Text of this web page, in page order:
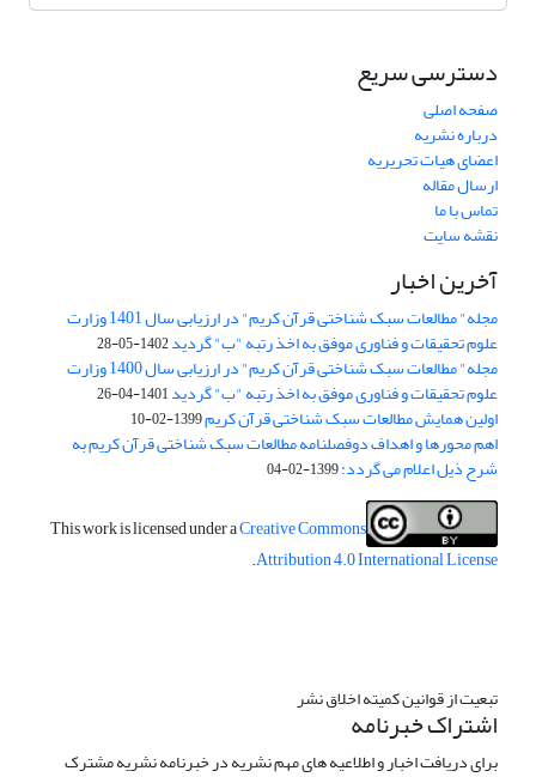
دسترسی سریع
صفحه اصلی
درباره نشریه
اعضای هیات تحریریه
ارسال مقاله
تماس با ما
نقشه سایت
آخرین اخبار
مجله" مطالعات سبک شناختی قرآن کریم" در ارزیابی سال 1401 وزارت
علوم تحقیقات و فناوری موفق به اخذ رتبه "ب" گردید1402-05-28
مجله" مطالعات سبک شناختی قرآن کریم" در ارزیابی سال 1400 وزارت
علوم تحقیقات و فناوری موفق به اخذ رتبه "ب" گردید1401-04-26
اولین همایش مطالعات سبک شناختی قرآن کریم1399-02-10
اهم محورها و اهداف دوفصلنامه مطالعات سبک شناختی قرآن کریم به
شرح ذیل اعلام می گردد:1399-02-04
This work is licensed under aCreative Commons
Attribution 4.0 International License
.
تبعیت از قوانین کمیته اخلاق نشر
اشتراک خبرنامه
برای دریافت اخبار و اطلاعیه های مهم نشریه در خبرنامه نشریه مشترک